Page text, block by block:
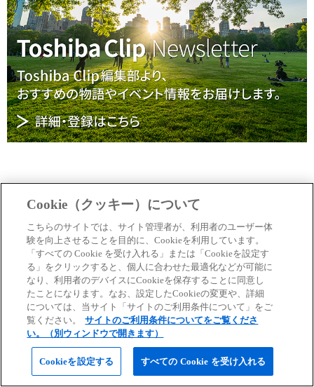
More About Toshiba
Cookie（クッキー）について
こちらのサイトでは、サイト管理者が、利用者のユーザー体
験を向上させることを目的に、Cookieを利用しています。
「すべての Cookie を受け入れる」または「Cookieを設定す
る」をクリックすると、個人に合わせた最適化などが可能に
なり、利用者のデバイスにCookieを保存することに同意し
たことになります。なお、設定したCookieの変更や、詳細
については、当サイト「サイトのご利用条件について」をご
覧ください。
サイトのご利用条件についてをご覧くださ
い。（別ウィンドウで開きます）
Cookieを設定する すべての Cookie を受け入れる